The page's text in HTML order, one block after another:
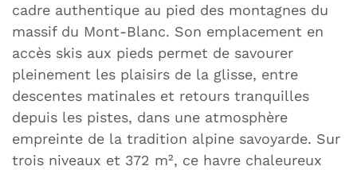
cadre authentique au pied des montagnes du
massif du Mont-Blanc. Son emplacement en
accès skis aux pieds permet de savourer
pleinement les plaisirs de la glisse, entre
descentes matinales et retours tranquilles
depuis les pistes, dans une atmosphère
empreinte de la tradition alpine savoyarde. Sur
trois niveaux et 372 m², ce havre chaleureux